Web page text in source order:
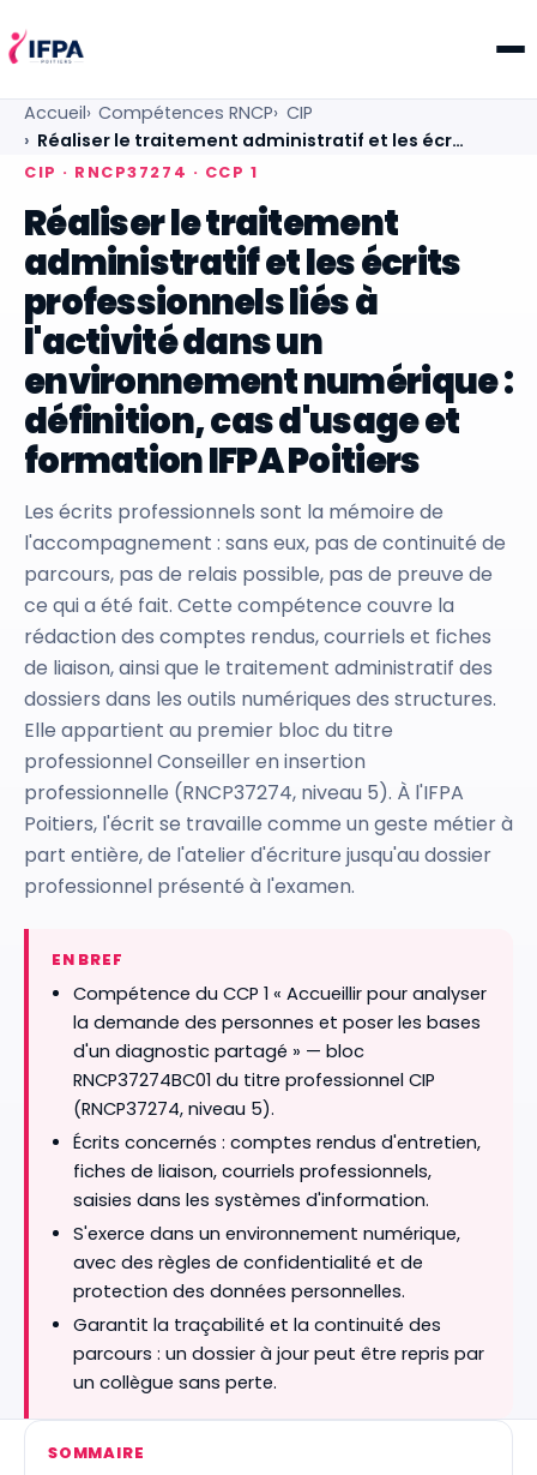
IFPA Poitiers — Centre de formation professionnelle
Accueil Compétences RNCP CIP
Réaliser le traitement administratif et les écr…
CIP · RNCP37274 · CCP 1
Réaliser le traitement
administratif et les écrits
professionnels liés à
l'activité dans un
environnement numérique :
définition, cas d'usage et
formation IFPA Poitiers
Les écrits professionnels sont la mémoire de
l'accompagnement : sans eux, pas de continuité de
parcours, pas de relais possible, pas de preuve de
ce qui a été fait. Cette compétence couvre la
rédaction des comptes rendus, courriels et fiches
de liaison, ainsi que le traitement administratif des
dossiers dans les outils numériques des structures.
Elle appartient au premier bloc du titre
professionnel Conseiller en insertion
professionnelle (RNCP37274, niveau 5). À l'IFPA
Poitiers, l'écrit se travaille comme un geste métier à
part entière, de l'atelier d'écriture jusqu'au dossier
professionnel présenté à l'examen.
EN BREF
Compétence du CCP 1 « Accueillir pour analyser
la demande des personnes et poser les bases
d'un diagnostic partagé » — bloc
RNCP37274BC01 du titre professionnel CIP
(RNCP37274, niveau 5).
Écrits concernés : comptes rendus d'entretien,
fiches de liaison, courriels professionnels,
saisies dans les systèmes d'information.
S'exerce dans un environnement numérique,
avec des règles de confidentialité et de
protection des données personnelles.
Garantit la traçabilité et la continuité des
parcours : un dossier à jour peut être repris par
un collègue sans perte.
SOMMAIRE